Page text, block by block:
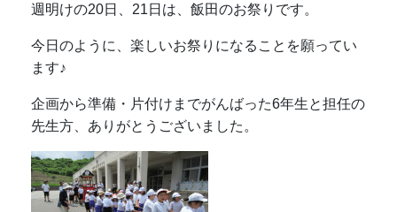
週明けの20日、21日は、飯田のお祭りです。
今日のように、楽しいお祭りになることを願ってい
ます♪
企画から準備・片付けまでがんばった6年生と担任の
先生方、ありがとうございました。